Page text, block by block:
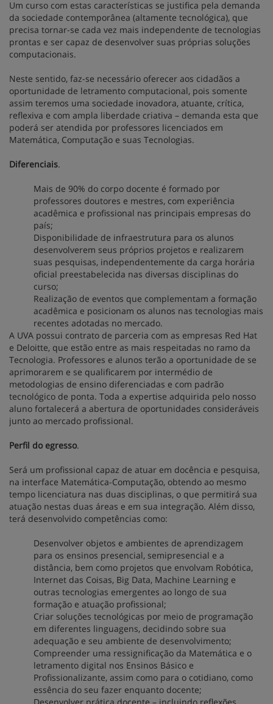
Um curso com estas características se justifica pela demanda
da sociedade contemporânea (altamente tecnológica), que
precisa tornar-se cada vez mais independente de tecnologias
prontas e ser capaz de desenvolver suas próprias soluções
computacionais.
Neste sentido, faz-se necessário oferecer aos cidadãos a
oportunidade de letramento computacional, pois somente
assim teremos uma sociedade inovadora, atuante, crítica,
reflexiva e com ampla liberdade criativa – demanda esta que
poderá ser atendida por professores licenciados em
Matemática, Computação e suas Tecnologias.
Diferenciais.
Mais de 90% do corpo docente é formado por
professores doutores e mestres, com experiência
acadêmica e profissional nas principais empresas do
país;
Disponibilidade de infraestrutura para os alunos
desenvolverem seus próprios projetos e realizarem
suas pesquisas, independentemente da carga horária
oficial preestabelecida nas diversas disciplinas do
curso;
Realização de eventos que complementam a formação
acadêmica e posicionam os alunos nas tecnologias mais
recentes adotadas no mercado.
A UVA possui contrato de parceria com as empresas Red Hat
e Deloitte, que estão entre as mais respeitadas no ramo da
Tecnologia. Professores e alunos terão a oportunidade de se
aprimorarem e se qualificarem por intermédio de
metodologias de ensino diferenciadas e com padrão
tecnológico de ponta. Toda a expertise adquirida pelo nosso
aluno fortalecerá a abertura de oportunidades consideráveis
junto ao mercado profissional.
Perfil do egresso.
Será um profissional capaz de atuar em docência e pesquisa,
na interface Matemática-Computação, obtendo ao mesmo
tempo licenciatura nas duas disciplinas, o que permitirá sua
atuação nestas duas áreas e em sua integração. Além disso,
terá desenvolvido competências como:
Desenvolver objetos e ambientes de aprendizagem
para os ensinos presencial, semipresencial e a
distância, bem como projetos que envolvam Robótica,
Internet das Coisas, Big Data, Machine Learning e
outras tecnologias emergentes ao longo de sua
formação e atuação profissional;
Criar soluções tecnológicas por meio de programação
em diferentes linguagens, decidindo sobre sua
adequação e seu ambiente de desenvolvimento;
Compreender uma ressignificação da Matemática e o
letramento digital nos Ensinos Básico e
Profissionalizante, assim como para o cotidiano, como
essência do seu fazer enquanto docente;